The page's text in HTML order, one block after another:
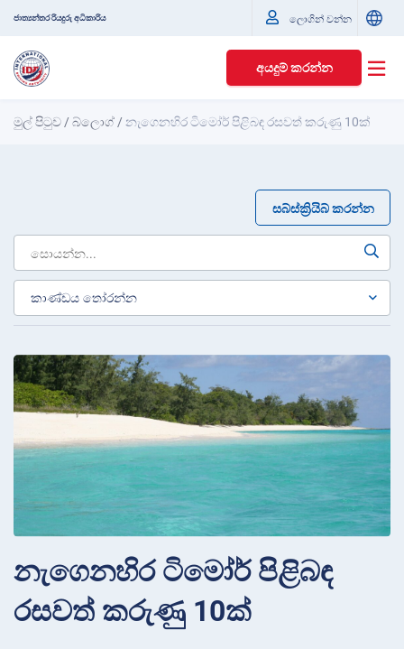
ජාත්‍යන්තර රියදුරු අධිකාරිය ලොගින් වන්න
අයදුම් කරන්න
මුල් පිටුව /බ්ලොග් /නැගෙනහිර ටිමෝර් පිළිබඳ රසවත් කරුණු 10ක්
සබ්ස්ක්‍රියිබ් කරන්න
නැගෙනහිර ටිමෝර් පිළිබඳ
රසවත් කරුණු 10ක්